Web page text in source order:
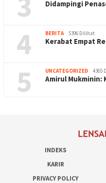
Didampingi
4 BERITA 5396 Dilihat
Kerabat Empat
5 UNCATEGORIZED 4365
Amirul Mukminin:
INDEKS
KARIR
PRIVACY POLICY